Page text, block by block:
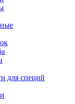
для специй